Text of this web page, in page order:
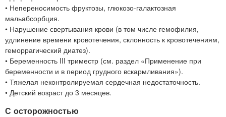
• Непереносимость фруктозы, глюкозо-галактозная
мальабсорбция.
• Нарушение свертывания крови (в том числе гемофилия,
удлинение времени кровотечения, склонность к кровотечениям,
геморрагический диатез).
• Беременность III триместр (см. раздел «Применение при
беременности и в период грудного вскармливания»).
• Тяжелая неконтролируемая сердечная недостаточность.
• Детский возраст до 3 месяцев.
С осторожностью